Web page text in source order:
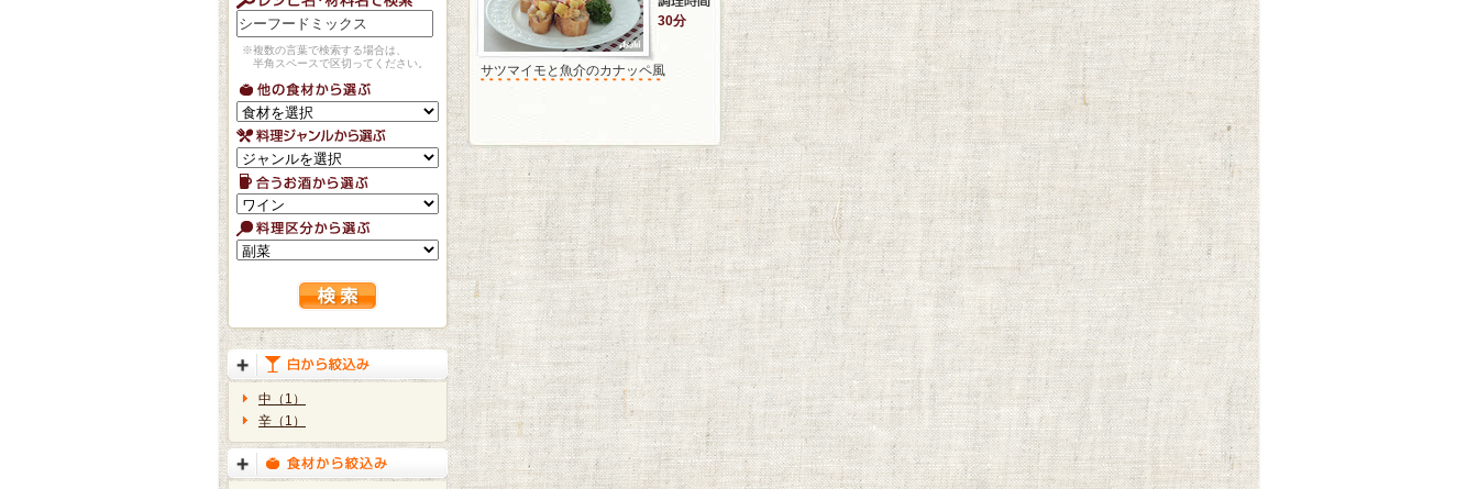
※複数の言葉で検索する場合は、
半角スペースで区切ってください。
中（1）
辛（1）
30分
サツマイモと魚介のカナッペ風